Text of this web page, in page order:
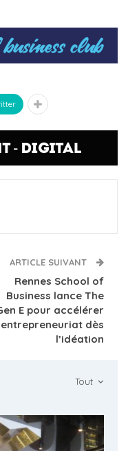
ARTICLE SUIVANT
Rennes School of
Business lance The
E pour accélérer
dès
l’idéation
Tout